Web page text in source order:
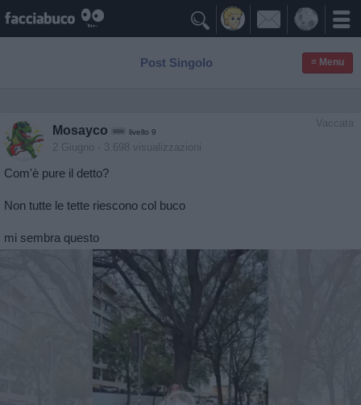

Post Singolo ≡ Menu
Vaccata
Mosayco livello 9
2 Giugno - 3.698 visualizzazioni
Com'è pure il detto?
Non tutte le tette riescono col buco
mi sembra questo